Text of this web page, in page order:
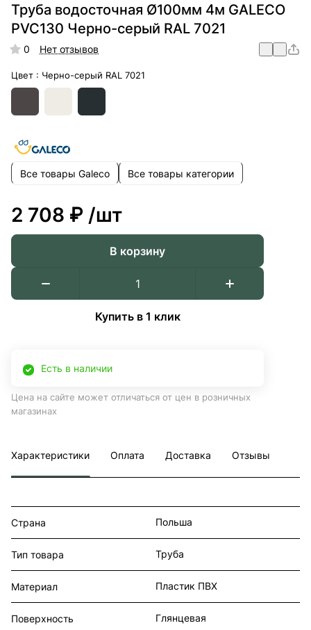
Труба водосточная Ø100мм 4м GALECO
PVC130 Черно-серый RAL 7021
0 Нет отзывов
Цвет : Черно-серый RAL 7021
Все товары Galeco Все товары категории
2 708 ₽ /шт
В корзину
Купить в 1 клик
Есть в наличии
Цена на сайте может отличаться от цен в розничных
магазинах
Характеристики Оплата Доставка Отзывы
Страна Польша
Тип товара Труба
Материал Пластик ПВХ
Поверхность Глянцевая